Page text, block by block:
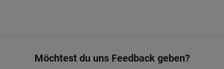
Möchtest du uns Feedback geben?